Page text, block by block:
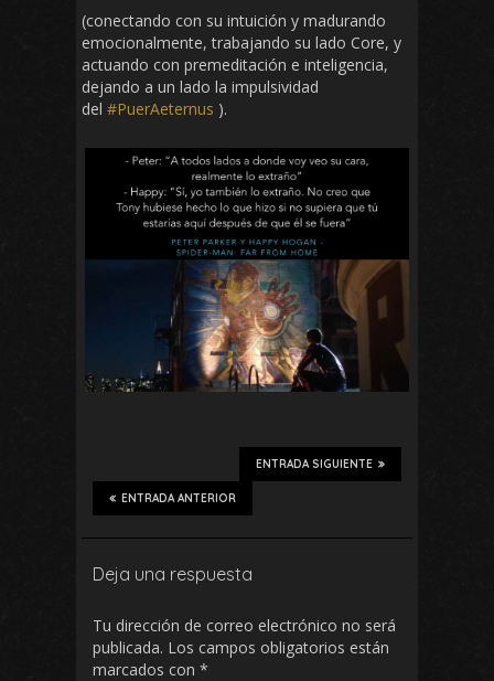
(conectando con su intuición y madurando
emocionalmente, trabajando su lado Core, y
actuando con premeditación e inteligencia,
dejando a un lado la impulsividad
del #PuerAeternus ).
ENTRADA SIGUIENTE
ENTRADA ANTERIOR
Deja una respuesta
Tu dirección de correo electrónico no será
publicada. Los campos obligatorios están
marcados con *